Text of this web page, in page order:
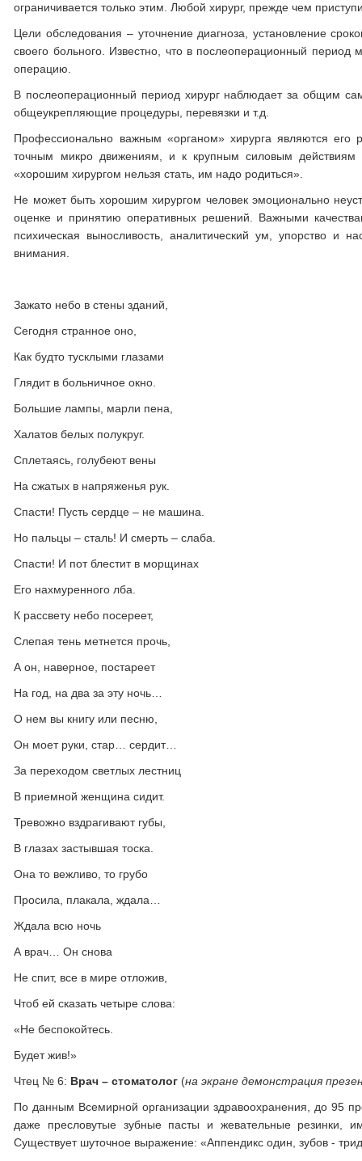
ограничивается только этим. Любой хирург, прежде чем
Цели обследования – уточнение диагноза, установление
своего больного. Известно, что в послеоперационный
операцию.
В послеоперационный период хирург наблюдает за общим
общеукрепляющие процедуры, перевязки и т.д.
Профессионально важным «органом» хирурга являются
точным микро движениям, и к крупным силовым
«хорошим хирургом нельзя стать, им надо родиться».
Не может быть хорошим хирургом человек эмоционально
оценке и принятию оперативных решений. Важными
психическая выносливость, аналитический ум, упорство и
внимания.
Зажато небо в стены зданий,
Сегодня странное оно,
Как будто тусклыми глазами
Глядит в больничное окно.
Большие лампы, марли пена,
Халатов белых полукруг.
Сплетаясь, голубеют вены
На сжатых в напряженья рук.
Спасти! Пусть сердце – не машина.
Но пальцы – сталь! И смерть – слаба.
Спасти! И пот блестит в морщинах
Его нахмуренного лба.
К рассвету небо посереет,
Слепая тень метнется прочь,
А он, наверное, постареет
На год, на два за эту ночь…
О нем вы книгу или песню,
Он моет руки, стар… сердит…
За переходом светлых лестниц
В приемной женщина сидит.
Тревожно вздрагивают губы,
В глазах застывшая тоска.
Она то вежливо, то грубо
Просила, плакала, ждала…
Ждала всю ночь
А врач… Он снова
Не спит, все в мире отложив,
Чтоб ей сказать четыре слова:
«Не беспокойтесь.
Будет жив!»
Чтец № 6: Врач – стоматолог (на экране демонстрация
По данным Всемирной организации здравоохранения, до 95
даже пресловутые зубные пасты и жевательные
Существует шуточное выражение: «Аппендикс один, зубов -